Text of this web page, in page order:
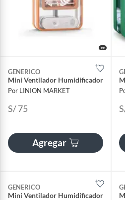
GENERICO
Mini Ventilador Humidificador
Por LINION MARKET
S/ 75
Agregar
GENERICO
Mini Ventilador Humidificador